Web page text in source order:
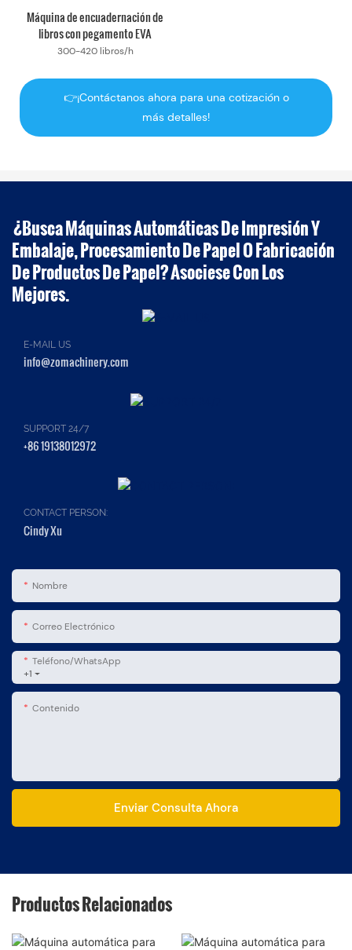
Máquina de encuadernación de
libros con pegamento EVA
300-420 libros/h
👉¡Contáctanos ahora para una cotización o
más detalles!
¿Busca Máquinas Automáticas De Impresión Y
Embalaje, Procesamiento De Papel O Fabricación
De Productos De Papel? Asociese Con Los
Mejores.
E-MAIL US
info@zomachinery.com
SUPPORT 24/7
+86 19138012972
CONTACT PERSON:
Cindy Xu
Nombre
Correo Electrónico
+1
Teléfono/WhatsApp
Contenido
Enviar Consulta Ahora
Productos Relacionados